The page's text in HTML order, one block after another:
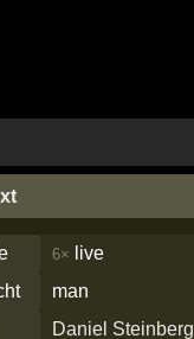
6×
live
man
Daniel Steinberg